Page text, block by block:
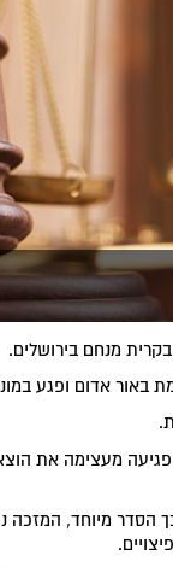
באור אדום ופגע
הפגיעה מעצימה את
הסדר מיוחד, המזכה